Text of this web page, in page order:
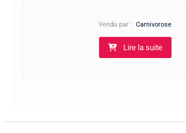
Vendu par :Carnivorose
Lire la suite